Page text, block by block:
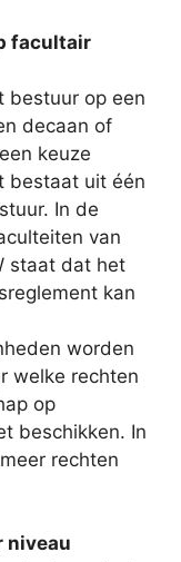
facultair
bestuur op een
decaan of
keuze
bestaat uit één
In de
van
staat dat het
kan
worden
welke rechten
op
beschikken. In
rechten
niveau